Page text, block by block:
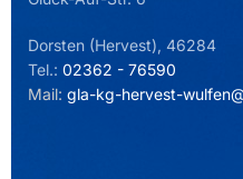
Dorsten (Hervest), 46284
Tel.: 02362 - 76590
Mail: gla-kg-hervest-